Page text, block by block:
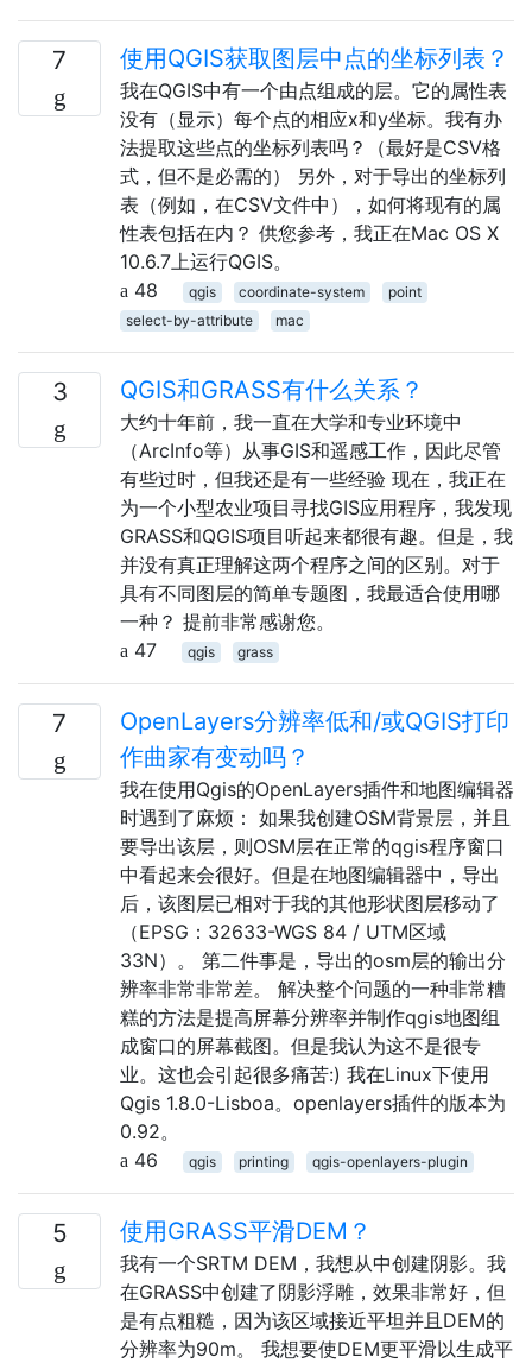
7 使用QGIS获取图层中点的坐标列表？
我在QGIS中有一个由点组成的层。它的属性表
没有（显示）每个点的相应x和y坐标。我有办
法提取这些点的坐标列表吗？（最好是CSV格
式，但不是必需的） 另外，对于导出的坐标列
表（例如，在CSV文件中），如何将现有的属
性表包括在内？ 供您参考，我正在Mac OS X
10.6.7上运行QGIS。
48
qgis coordinate-system
point
select-by-attribute
mac
3 QGIS和GRASS有什么关系？
大约十年前，我一直在大学和专业环境中
（ArcInfo等）从事GIS和遥感工作，因此尽管
有些过时，但我还是有一些经验 现在，我正在
为一个小型农业项目寻找GIS应用程序，我发现
GRASS和QGIS项目听起来都很有趣。但是，我
并没有真正理解这两个程序之间的区别。对于
具有不同图层的简单专题图，我最适合使用哪
一种？ 提前非常感谢您。
47
qgis grass
7
OpenLayers分辨率低和/或QGIS打印
作曲家有变动吗？
我在使用Qgis的OpenLayers插件和地图编辑器
时遇到了麻烦： 如果我创建OSM背景层，并且
要导出该层，则OSM层在正常的qgis程序窗口
中看起来会很好。但是在地图编辑器中，导出
后，该图层已相对于我的其他形状图层移动了
（EPSG：32633-WGS 84 / UTM区域
33N）。 第二件事是，导出的osm层的输出分
辨率非常非常差。 解决整个问题的一种非常糟
糕的方法是提高屏幕分辨率并制作qgis地图组
成窗口的屏幕截图。但是我认为这不是很专
业。这也会引起很多痛苦:) 我在Linux下使用
Qgis 1.8.0-Lisboa。openlayers插件的版本为
0.92。
46
qgis printing qgis-openlayers-plugin
5 使用GRASS平滑DEM？
我有一个SRTM DEM，我想从中创建阴影。我
在GRASS中创建了阴影浮雕，效果非常好，但
是有点粗糙，因为该区域接近平坦并且DEM的
分辨率为90m。 我想要使​​DEM更平滑以生成平